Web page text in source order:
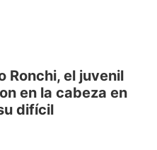
Ronchi, el juvenil
en la cabeza en
difícil